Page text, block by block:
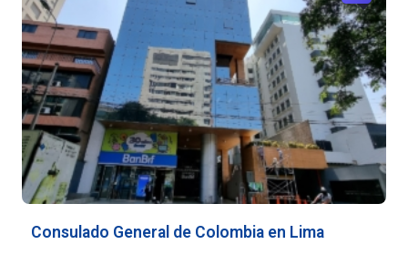
Consulado General de Colombia en Lima